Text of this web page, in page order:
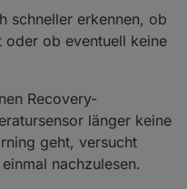
schneller erkennen, ob
oder ob eventuell keine
Recovery-
länger keine
geht, versucht
nachzulesen.